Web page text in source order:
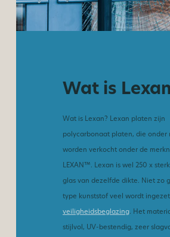
Wat is
Wat is Lexan? Lexan platen zijn
polycarbonaat platen, die onder
worden verkocht onder de
LEXAN™. Lexan is wel 250 x
glas van dezelfde dikte. Niet zo
type kunststof veel wordt
veiligheidsbeglazing. Het
stijlvol, UV-bestendig, zeer